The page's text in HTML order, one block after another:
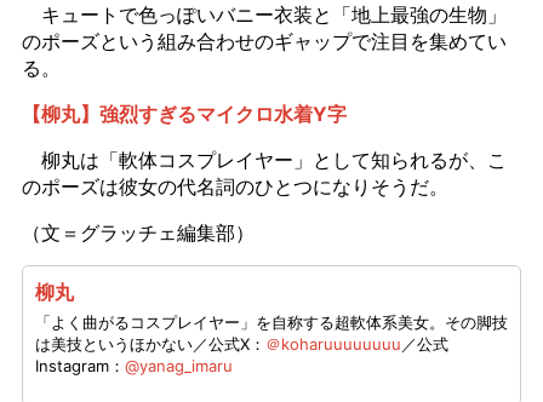
キュートで色っぽいバニー衣装と「地上最強の生物」
のポーズという組み合わせのギャップで注目を集めてい
る。
【柳丸】強烈すぎるマイクロ水着Y字
柳丸は「軟体コスプレイヤー」として知られるが、こ
のポーズは彼女の代名詞のひとつになりそうだ。
（文＝グラッチェ編集部）
柳丸
「よく曲がるコスプレイヤー」を自称する超軟体系美女。その脚技
は美技というほかない／公式X： ＠koharuuuuuuuu ／公式
Instagram： @yanag_imaru